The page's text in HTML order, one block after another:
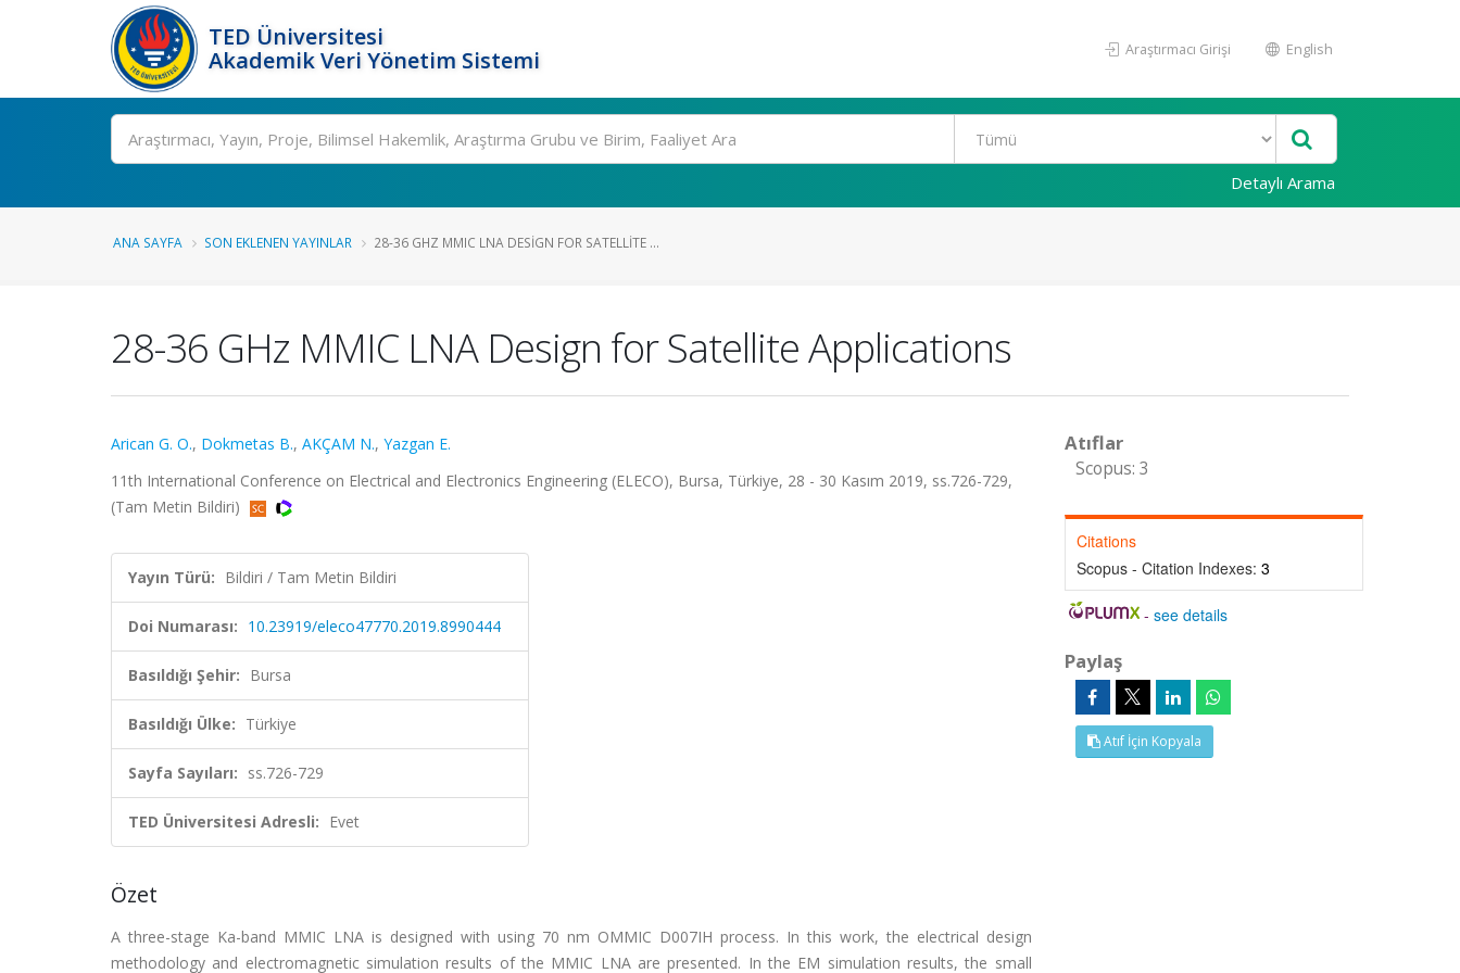
TED Üniversitesi
Akademik Veri Yönetim Sistemi
Araştırmacı Girişi English
Ara
Detaylı Arama
ANA SAYFA SON EKLENEN YAYINLAR 28-36 GHZ MMIC LNA DESIGN FOR SATELLITE ...
28-36 GHz MMIC LNA Design for Satellite Applications
Arican G. O., Dokmetas B., AKÇAM N., Yazgan E.
11th International Conference on Electrical and Electronics Engineering (ELECO), Bursa, Türkiye, 28 - 30 Kasım 2019, ss.726-729,
(Tam Metin Bildiri)
Yayın Türü: Bildiri / Tam Metin Bildiri
Doi Numarası: 10.23919/eleco47770.2019.8990444
Basıldığı Şehir: Bursa
Basıldığı Ülke: Türkiye
Sayfa Sayıları: ss.726-729
TED Üniversitesi Adresli: Evet
Özet
A three-stage Ka-band MMIC LNA is designed with using 70 nm OMMIC D007IH process. In this work, the electrical design
methodology and electromagnetic simulation results of the MMIC LNA are presented. In the EM simulation results, the small
Atıflar
Scopus: 3
Citations
Scopus - Citation Indexes: 3
-see details
Paylaş
Atıf İçin Kopyala